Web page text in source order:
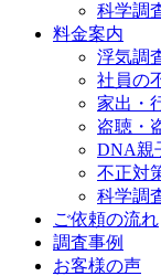
科学調
料金案内
浮気調
社員の
家出・
盗聴・
DNA親
不正対
科学調
ご依頼の流れ
調査事例
お客様の声